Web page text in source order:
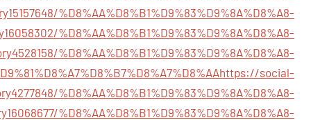
%D8%AA%D8%B1%D9%83%D9%8A%D8%A8-
%D8%AA%D8%B1%D9%83%D9%8A%D8%A8-
%D8%AA%D8%B1%D9%83%D9%8A%D8%A8-
https://social-
%D8%AA%D8%B1%D9%83%D9%8A%D8%A8-
%D8%AA%D8%B1%D9%83%D9%8A%D8%A8-